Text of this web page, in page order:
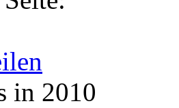
in 2010